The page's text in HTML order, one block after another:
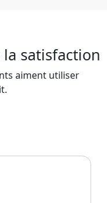
la satisfaction
aiment utiliser